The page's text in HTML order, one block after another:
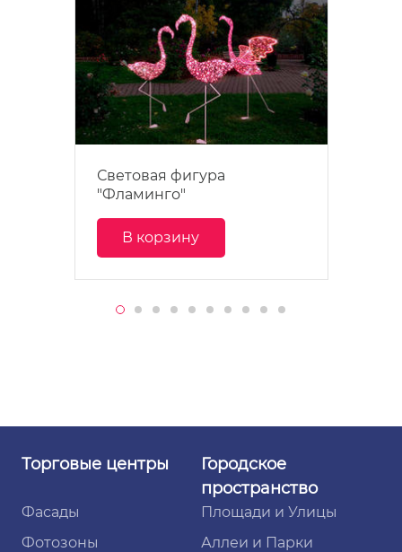
Световая фигура
"Фламинго"
В корзину
Торговые центры
Фасады
Фотозоны
Городское
пространство
Площади и Улицы
Аллеи и Парки